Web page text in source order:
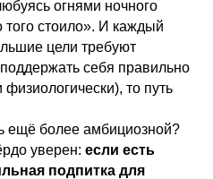
огнями ночного
стоило». И каждый
цели требуют
себя правильно
физиологически), то путь
ещё более амбициозной?
уверен: если есть
подпитка для